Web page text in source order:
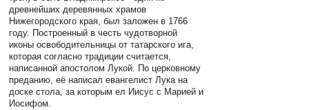
древнейших деревянных храмов
Нижегородского края, был заложен в 1766
году. Построенный в честь чудотворной
иконы освободительницы от татарского ига,
которая согласно традиции считается,
написанной апостолом Лукой. По церковному
преданию, её написал евангелист Лука на
доске стола, за которым ел Иисус с Марией и
Иосифом.